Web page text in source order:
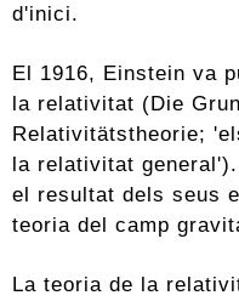
d'inici.
El 1916, Einstein va
la relativitat (Die
Relativitätstheorie;
la relativitat
el resultat dels seus
teoria del camp
La teoria de la